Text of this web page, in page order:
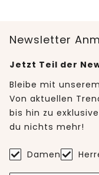
Newsletter
Jetzt Teil der
Bleibe mit
Von aktuellen
bis hin zu
du nichts mehr!
Damen